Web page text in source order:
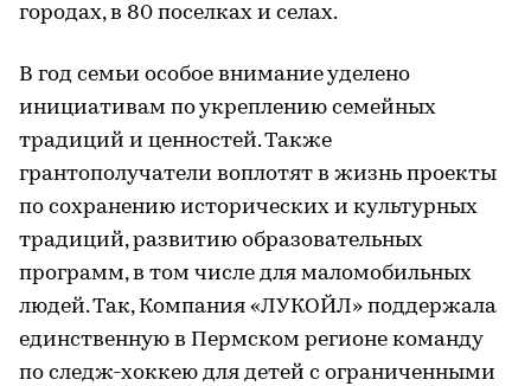
городах, в 80 поселках и селах.
В год семьи особое внимание уделено
инициативам по укреплению семейных
традиций и ценностей. Также
грантополучатели воплотят в жизнь проекты
по сохранению исторических и культурных
традиций, развитию образовательных
программ, в том числе для маломобильных
людей. Так, Компания «ЛУКОЙЛ» поддержала
единственную в Пермском регионе команду
по следж-хоккею для детей с ограниченными